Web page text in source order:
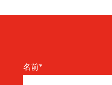
名前*